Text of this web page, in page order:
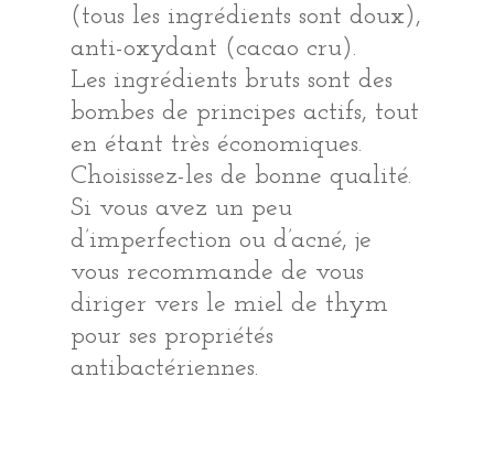
(tous les ingrédients sont doux),
anti-oxydant (cacao cru).
Les ingrédients bruts sont des
bombes de principes actifs, tout
en étant très économiques.
Choisissez-les de bonne qualité.
Si vous avez un peu
d’imperfection ou d’acné, je
vous recommande de vous
diriger vers le miel de thym
pour ses propriétés
antibactériennes.